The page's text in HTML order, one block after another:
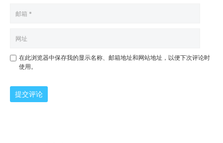
在此浏览器中保存我的显示名称、邮箱地址和网站地址，以便下次评论时
使用。
提交评论